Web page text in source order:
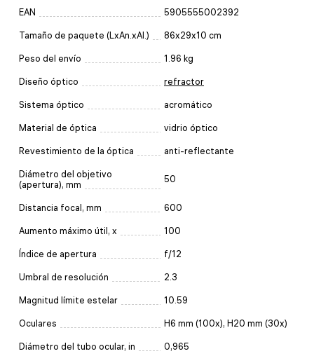
EAN 5905555002392
Tamaño de paquete (LxAn.xAl.) 86x29x10 cm
Peso del envío 1.96 kg
Diseño óptico refractor
Sistema óptico acromático
Material de óptica vidrio óptico
Revestimiento de la óptica anti-reflectante
Diámetro del objetivo
(apertura), mm
50
Distancia focal, mm 600
Aumento máximo útil, x 100
Índice de apertura f/12
Umbral de resolución 2.3
Magnitud límite estelar 10.59
Oculares Н6 mm (100x), H20 mm (30x)
Diámetro del tubo ocular, in 0,965